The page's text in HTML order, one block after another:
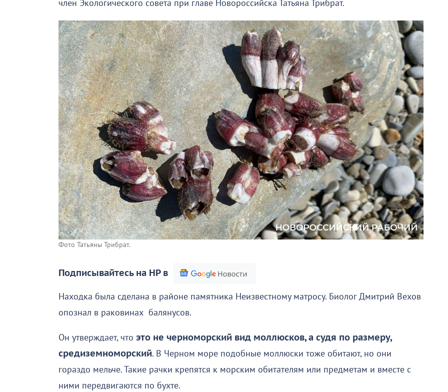
член Экологического совета при главе Новороссийска Татьяна Трибрат.
Фото Татьяны Трибрат.
Подписывайтесь на НР в
Находка была сделана в районе памятника Неизвестному матросу. Биолог Дмитрий Вехов
опознал в раковинах балянусов.
Он утверждает, что это не черноморский вид моллюсков, а судя по размеру,
средиземноморский. В Черном море подобные моллюски тоже обитают, но они
гораздо мельче. Такие рачки крепятся к морским обитателям или предметам и вместе с
ними передвигаются по бухте.